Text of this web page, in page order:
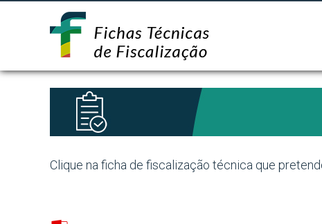
Clique na ficha de fiscalização técnica que